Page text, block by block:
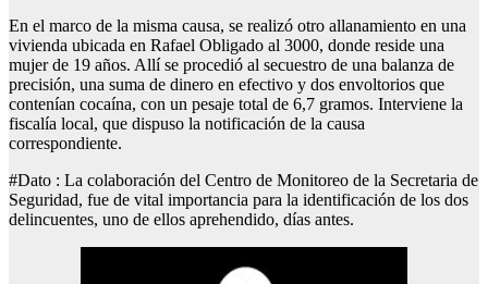
En el marco de la misma causa, se realizó otro allanamiento en una
vivienda ubicada en Rafael Obligado al 3000, donde reside una
mujer de 19 años. Allí se procedió al secuestro de una balanza de
precisión, una suma de dinero en efectivo y dos envoltorios que
contenían cocaína, con un pesaje total de 6,7 gramos. Interviene la
fiscalía local, que dispuso la notificación de la causa
correspondiente.
#Dato : La colaboración del Centro de Monitoreo de la Secretaria de
Seguridad, fue de vital importancia para la identificación de los dos
delincuentes, uno de ellos aprehendido, días antes.